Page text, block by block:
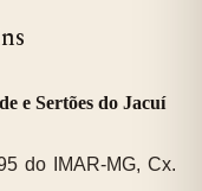
e Sertões do Jacuí
IMAR-MG, Cx.